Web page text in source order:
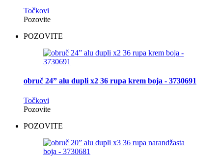
Točkovi
Pozovite
POZOVITE
obruč 24” alu dupli x2 36 rupa krem boja - 3730691
Točkovi
Pozovite
POZOVITE